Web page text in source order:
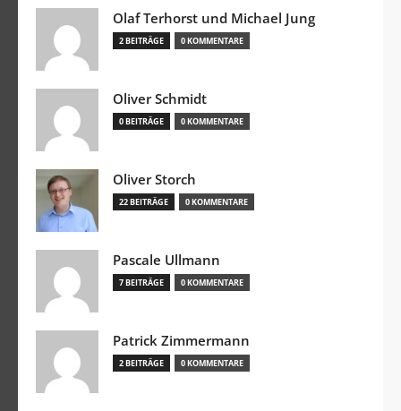
Olaf Terhorst und Michael Jung
2 BEITRÄGE 0 KOMMENTARE
Oliver Schmidt
0 BEITRÄGE 0 KOMMENTARE
Oliver Storch
22 BEITRÄGE 0 KOMMENTARE
Pascale Ullmann
7 BEITRÄGE 0 KOMMENTARE
Patrick Zimmermann
2 BEITRÄGE 0 KOMMENTARE